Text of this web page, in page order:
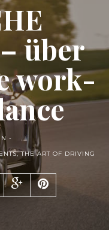
über
work-
-
,THE ART OF DRIVING